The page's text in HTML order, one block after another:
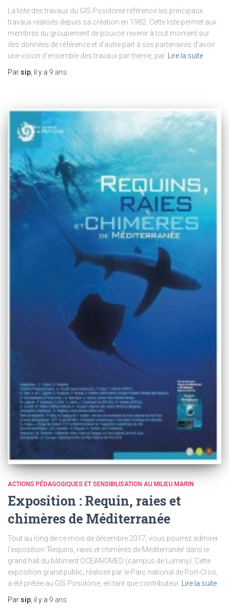
La liste des travaux du GIS Posidonie référence les principaux
travaux réalisés depuis sa création en 1982. Cette liste permet aux
membres du groupement de pouvoir revenir à tout moment sur
des données de référence et d’autre part à ses partenaires d’avoir
une vision d’ensemble des travaux par thème, par
Lire la suite
Par sip , il y a 9 ans
ACTIONS PÉDAGOGIQUES ET SENSIBILISATION AU MILIEU MARIN
Exposition : Requin, raies et
chimères de Méditerranée
Tout au long de ce mois de décembre 2017, vous pourrez admirer
l’exposition ‘Requins, raies et chimères de Méditerranée’ dans le
grand hall du bâtiment OCEANOMED (campus de Luminy). Cette
exposition grand public, réalisée par le Parc national de Port-Cros,
a été prêtée au GIS Posidonie, en tant que contributeur Lire la suite
Par sip, il y a 9 ans